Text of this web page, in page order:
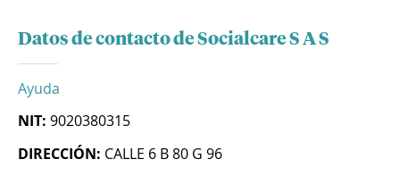
Datos de contacto de Socialcare S A S
Ayuda
NIT: 9020380315
DIRECCIÓN: CALLE 6 B 80 G 96